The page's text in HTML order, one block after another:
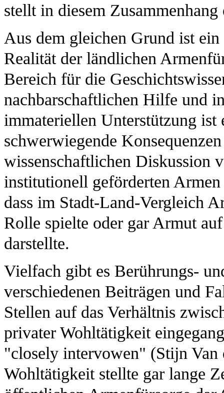
stellt in diesem Zusammenhang
Aus dem gleichen Grund ist
Realität der ländlichen
Bereich für die
nachbarschaftlichen Hilfe und
immateriellen Unterstützung ist
schwerwiegende
wissenschaftlichen Diskussion
institutionell geförderten
dass im Stadt-Land-Vergleich
Rolle spielte oder gar Armut
darstellte.
Vielfach gibt es Berührungs-
verschiedenen Beiträgen und
Stellen auf das Verhältnis
privater Wohltätigkeit
"closely intervowen" (Stijn Van
Wohltätigkeit stellte gar lange